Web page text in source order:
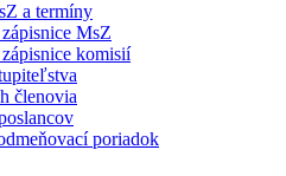
a termíny
MsZ
komisií
členovia
poriadok